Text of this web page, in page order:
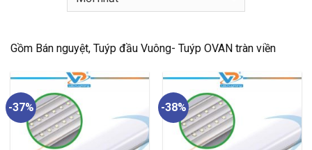
Gồm Bán nguyệt, Tuýp đầu Vuông- Tuýp OVAN tràn viền
-37% -38%